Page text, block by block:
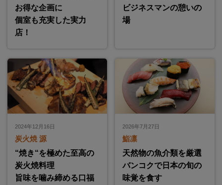
お得な企画に
個室も充実した実力
店！
ビジネスマンの憩いの
場
2024年12月16日
炭火焼 源
“焼き“を極めた至高の
炭火焼料理
旨味を噛み締める口福
2026年7月27日
鮨凛
天然物の魚介類を厳選
バンコクで日本の旬の
味覚を食す